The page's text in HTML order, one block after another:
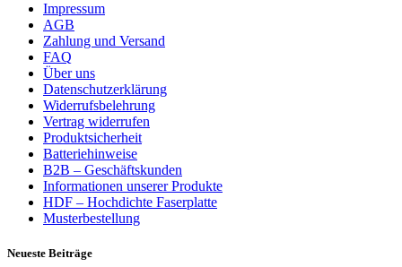
Impressum
AGB
Zahlung und Versand
FAQ
Über uns
Datenschutzerklärung
Widerrufsbelehrung
Vertrag widerrufen
Produktsicherheit
Batteriehinweise
B2B – Geschäftskunden
Informationen unserer Produkte
HDF – Hochdichte Faserplatte
Musterbestellung
Neueste Beiträge